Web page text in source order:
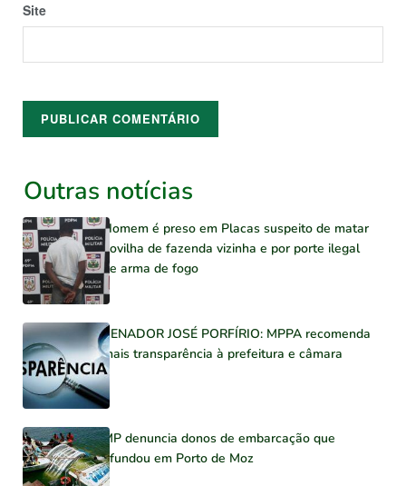
Site
Outras notícias
Homem é preso em Placas suspeito de matar
novilha de fazenda vizinha e por porte ilegal
de arma de fogo
SENADOR JOSÉ PORFÍRIO: MPPA recomenda
mais transparência à prefeitura e câmara
MP denuncia donos de embarcação que
afundou em Porto de Moz